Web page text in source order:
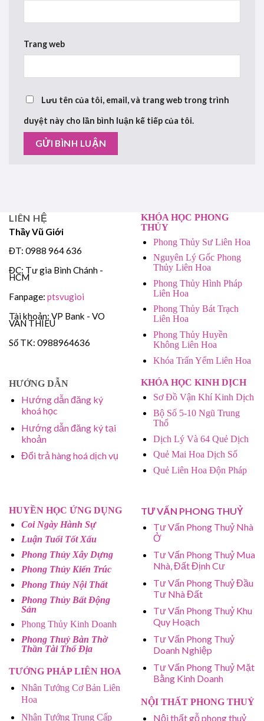
Trang web
Lưu tên của tôi, email, và trang web trong trình
duyệt này cho lần bình luận kế tiếp của tôi.
LIÊN HỆ
Thầy Vũ Giới
ĐT: 0988 964 636
ĐC: Tư gia Bình Chánh -
HCM
Fanpage: ptsvugioi
Tài khoản: VP Bank - VO
VAN THIEU
Số TK: 0988964636
HƯỚNG DẪN
Hướng dẫn đăng ký
khoá học
Hướng dẫn đăng ký tại
khoản
Đổi trả hàng hoá dịch vụ
KHÓA HỌC PHONG
THỦY
Phong Thủy Sư Liên Hoa
Nguyên Lý Gốc Phong
Thủy Liên Hoa
Phong Thủy Hình Pháp
Liên Hoa
Phong Thủy Bát Trạch
Liên Hoa
Phong Thủy Huyền
Không Liên Hoa
Khóa Trấn Yểm Liên Hoa
KHÓA HỌC KINH DỊCH
Sơ Đồ Vận Khí Kinh Dịch
Bộ Số 5-10 Ngũ Trung
Thổ
Dịch Lý Và 64 Quẻ Dịch
Quẻ Mai Hoa Dịch Số
Quẻ Liên Hoa Độn Pháp
HUYỀN HỌC ỨNG DỤNG
Coi Ngày Hành Sự
Luận Tuổi Tốt Xấu
Phong Thủy Xây Dựng
Phong Thủy Kiến Trúc
Phong Thủy Nội Thất
Phong Thủy Bất Động
Sản
Phong Thủy Kinh Doanh
Phong Thuỷ Bàn Thờ
Thần Tài Thổ Địa
TƯỚNG PHÁP LIÊN HOA
Nhân Tướng Cơ Bản Liên
Hoa
Nhân Tướng Trung Cấp
TƯ VẤN PHONG THUỶ
Tư Vấn Phong Thuỷ Nhà
Ở
Tư Vấn Phong Thuỷ Mua
Nhà, Đất Định Cư
Tư Vấn Phong Thuỷ Đầu
Tư Nhà Đất
Tư Vấn Phong Thuỷ Khu
Quy Hoạch
Tư Vấn Phong Thuỷ
Doanh Nghiệp
Tư Vấn Phong Thuỷ Mặt
Bằng Kinh Doanh
NỘI THẤT PHONG THUỶ
Nội thất gỗ phong thuỷ